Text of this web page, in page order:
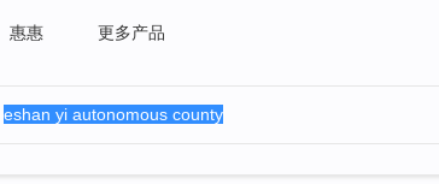
惠惠 更多产品